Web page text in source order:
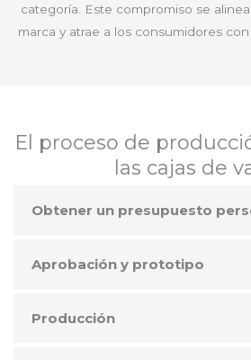
categoría. Este compromiso se
marca y atrae a los consumidores
El proceso de
las cajas de
Obtener un presupuesto
Aprobación y prototipo
Producción